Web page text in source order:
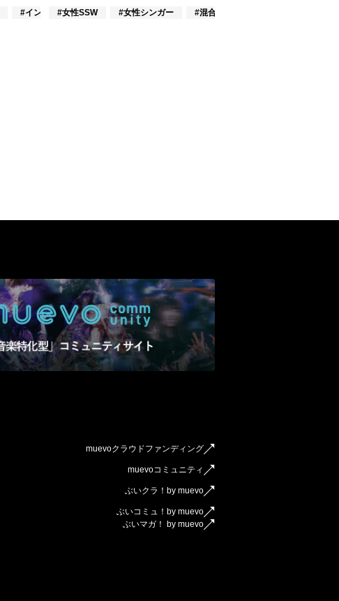
#インディーズ#女性SSW
#女性シンガー #混合シンガーグループ
muevoクラウドファンディング
muevoコミュニティ
ぶいクラ！by muevo
ぶいコミュ！by muevo
ぶいマガ！ by muevo